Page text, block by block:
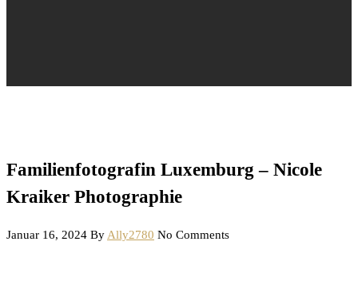
Familienfotografin Luxemburg – Nicole
Kraiker Photographie
Januar 16, 2024 By Ally2780 No Comments